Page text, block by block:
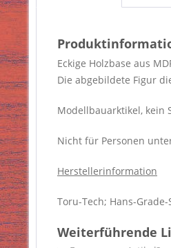
Eckige Holzbase aus
Die abgebildete Figur
Modellbauarktikel, kein
Nicht für Personen
Herstellerinformation
Toru-Tech; Hans-
Weiterführende